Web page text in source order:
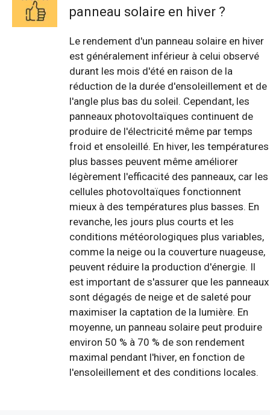
panneau solaire en hiver ?
Le rendement d'un panneau solaire en hiver
est généralement inférieur à celui observé
durant les mois d'été en raison de la
réduction de la durée d'ensoleillement et de
l'angle plus bas du soleil. Cependant, les
panneaux photovoltaïques continuent de
produire de l'électricité même par temps
froid et ensoleillé. En hiver, les températures
plus basses peuvent même améliorer
légèrement l'efficacité des panneaux, car les
cellules photovoltaïques fonctionnent
mieux à des températures plus basses. En
revanche, les jours plus courts et les
conditions météorologiques plus variables,
comme la neige ou la couverture nuageuse,
peuvent réduire la production d'énergie. Il
est important de s'assurer que les panneaux
sont dégagés de neige et de saleté pour
maximiser la captation de la lumière. En
moyenne, un panneau solaire peut produire
environ 50 % à 70 % de son rendement
maximal pendant l'hiver, en fonction de
l'ensoleillement et des conditions locales.